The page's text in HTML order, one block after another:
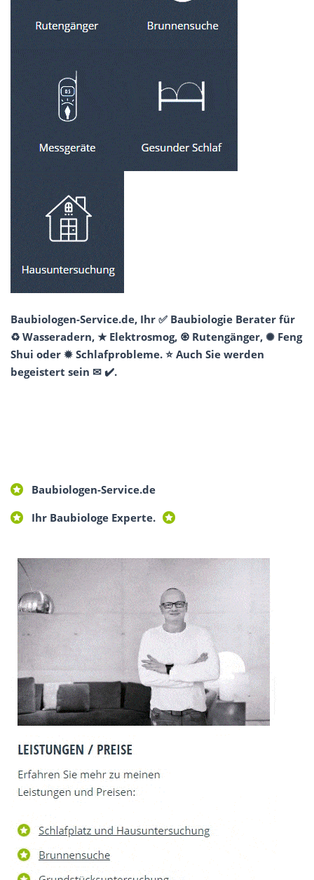
Baubiologen-Service.de, Ihr ✅ Baubiologie Berater für
♻ Wasseradern, ★ Elektrosmog, ♼ Rutengänger, ✺ Feng
Shui oder ✹ Schlafprobleme. ⭐ Auch Sie werden
begeistert sein ✉ ✔️.
Baubiologen-Service.de
Ihr Baubiologe Experte.